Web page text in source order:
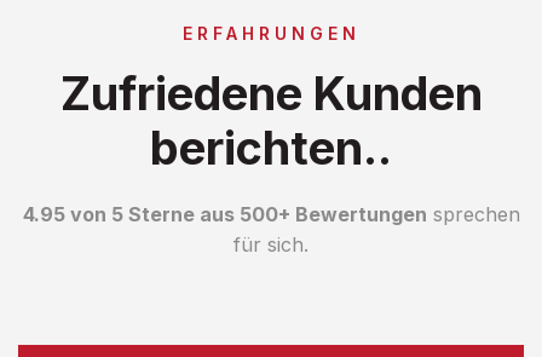
ERFAHRUNGEN
Zufriedene Kunden
berichten..
4.95 von 5 Sterne aus 500+ Bewertungen sprechen
für sich.